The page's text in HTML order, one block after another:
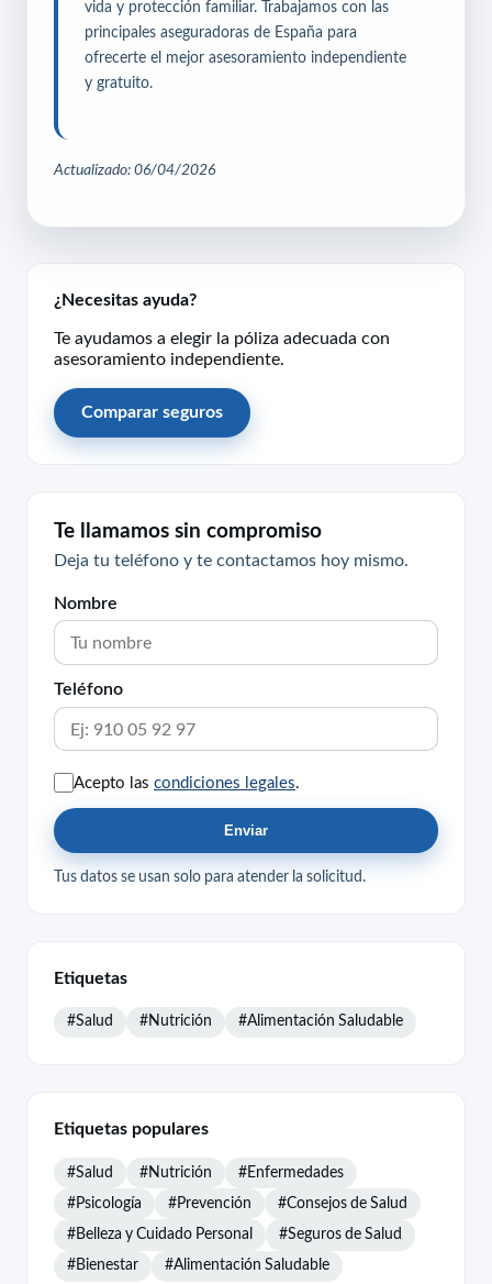
vida y protección familiar. Trabajamos con las
principales aseguradoras de España para
ofrecerte el mejor asesoramiento independiente
y gratuito.
Actualizado: 06/04/2026
¿Necesitas ayuda?
Te ayudamos a elegir la póliza adecuada con
asesoramiento independiente.
Comparar seguros
Te llamamos sin compromiso
Deja tu teléfono y te contactamos hoy mismo.
Nombre
Teléfono
Acepto las condiciones legales
Enviar
Tus datos se usan solo para atender la solicitud.
Etiquetas
#Salud #Nutrición #Alimentación Saludable
Etiquetas populares
#Salud #Nutrición #Enfermedades
#Psicología #Prevención #Consejos de Salud
#Belleza y Cuidado Personal #Seguros de Salud
#Bienestar #Alimentación Saludable